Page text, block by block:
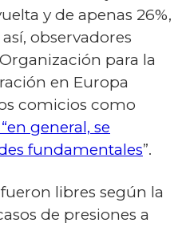
y de apenas 26%,
observadores
para la
en Europa
comicios como
general, se
fundamentales”.
libres según la
de presiones a